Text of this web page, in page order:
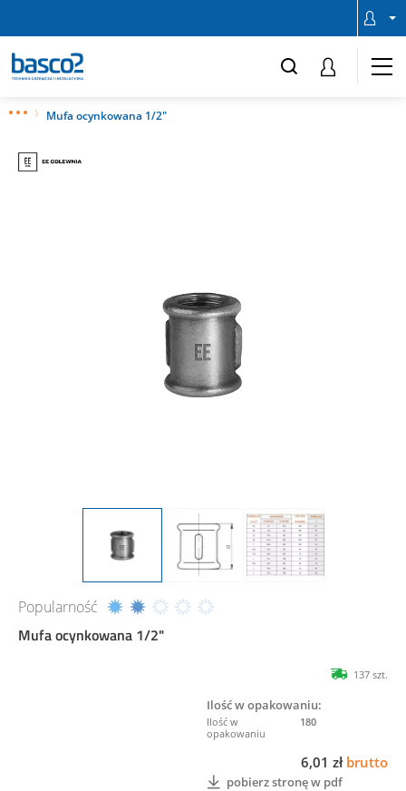
Mufa ocynkowana 1/2"
Popularność
Mufa ocynkowana 1/2"
137 szt.
Ilość w opakowaniu:
180
6,01 zł brutto
pobierz stronę w pdf